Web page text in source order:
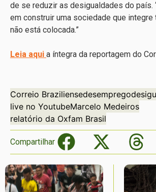
de se reduzir as desigualdades do país.
em construir uma sociedade que
não está colocada.”
Leia aqui a íntegra da reportagem do
Correio Braziliensedesemprego
live no YoutubeMarcelo Medeiros
relatório da Oxfam Brasil
Compartilhar